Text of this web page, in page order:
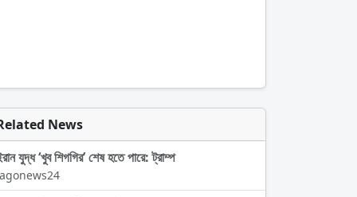
News
যুদ্ধ ‘খুব শিগগির’ শেষ হতে পারে: ট্রাম্প